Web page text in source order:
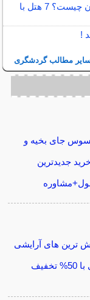
بهترین هتل تبریز از نظر مسافران چیست؟ 7 هتل با
!
مطالب گردشگری
جای بخیه و
جدیدترین
ترین های آرایشی